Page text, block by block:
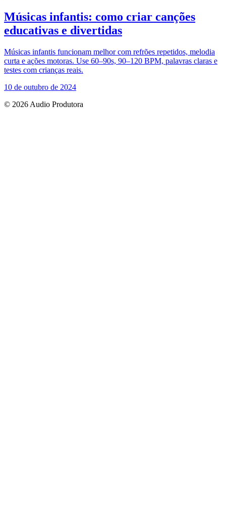
Músicas infantis: como criar canções
educativas e divertidas
Músicas infantis funcionam melhor com refrões repetidos, melodia
curta e ações motoras. Use 60–90s, 90–120 BPM, palavras claras e
testes com crianças reais.
10 de outubro de 2024
© 2026 Audio Produtora